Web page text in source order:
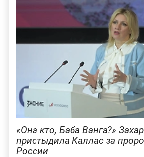
«Она кто, Баба Ванга?»
пристыдила Каллас за
России